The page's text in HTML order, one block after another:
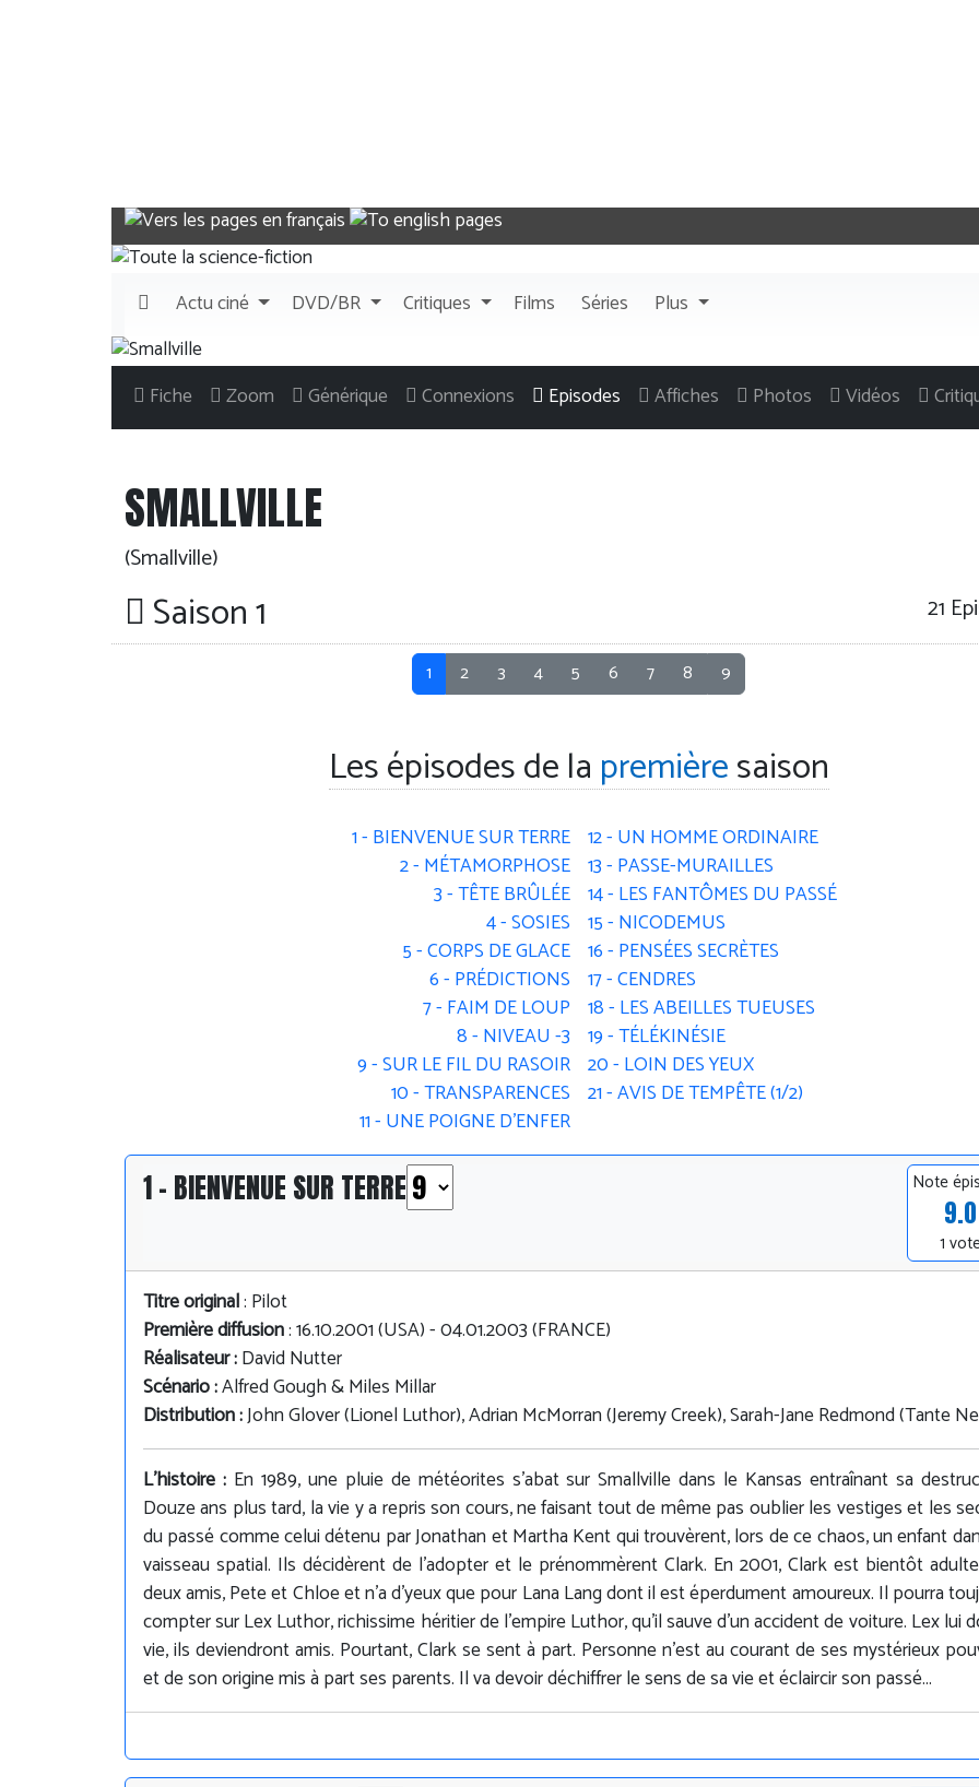
Actuciné DVD/BR Critiques Films Séries Plus
Fiche Zoom Générique Connexions Episodes Affiches Photos Vidéos
SMALLVILLE
(Smallville)
Saison 1 21
1 2 3 4 5 6 7 8 9
Les épisodes de la premièresaison
1 - BIENVENUE SUR TERRE
2 - MÉTAMORPHOSE
3 - TÊTE BRÛLÉE
4 - SOSIES
5 - CORPS DE GLACE
6 - PRÉDICTIONS
7 - FAIM DE LOUP
8 - NIVEAU -3
9 - SUR LE FIL DU RASOIR
10 - TRANSPARENCES
11 - UNE POIGNE D'ENFER
12 - UN HOMME ORDINAIRE
13 - PASSE-MURAILLES
14 - LES FANTÔMES DU PASSÉ
15 - NICODEMUS
16 - PENSÉES SECRÈTES
17 - CENDRES
18 - LES ABEILLES TUEUSES
19 - TÉLÉKINÉSIE
20 - LOIN DES YEUX
21 - AVIS DE TEMPÊTE (1/2)
1 - BIENVENUE SUR TERRE Note
9.0
1
Titre original: Pilot
Première diffusion: 16.10.2001 (USA) - 04.01.2003 (FRANCE)
Réalisateur :David Nutter
Scénario :Alfred Gough & Miles Millar
Distribution :John Glover (Lionel Luthor), Adrian McMorran (Jeremy Creek), Sarah-Jane Redmond (Tante
L'histoire : En 1989, une pluie de météorites s'abat sur Smallville dans le Kansas entraînant sa
Douze ans plus tard, la vie y a repris son cours, ne faisant tout de même pas oublier les vestiges et les
du passé comme celui détenu par Jonathan et Martha Kent qui trouvèrent, lors de ce chaos, un enfant
vaisseau spatial. Ils décidèrent de l'adopter et le prénommèrent Clark. En 2001, Clark est bientôt
deux amis, Pete et Chloe et n'a d'yeux que pour Lana Lang dont il est éperdument amoureux. Il pourra
compter sur Lex Luthor, richissime héritier de l'empire Luthor, qu'il sauve d'un accident de voiture. Lex lui
vie, ils deviendront amis. Pourtant, Clark se sent à part. Personne n'est au courant de ses mystérieux
et de son origine mis à part ses parents. Il va devoir déchiffrer le sens de sa vie et éclaircir son passé...